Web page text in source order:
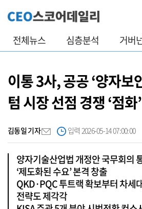
전체뉴스 심층분석 거버
이통 3사, 공공 ‘양자보
텀 시장 선점 경쟁 ‘점화’
김동일 기자 입력 2026-05-14 07:00:00
양자기술산업법 개정안 국무회의
‘제도화된 수요’ 본격 창출
QKD·PQC 투트랙 확보부터 차세
전략도 제각각